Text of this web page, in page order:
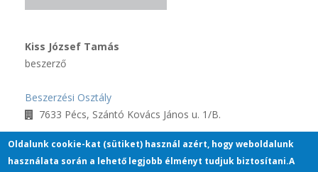
Kiss József Tamás
beszerző
Beszerzési Osztály
7633 Pécs, Szántó Kovács János u. 1/B.
63508, +36-30-7926029
kiss.jozsef@pte.hu
Oldalunk cookie-kat (sütiket) használ azért, hogy weboldalunk
használata során a lehető legjobb élményt tudjuk biztosítani.A